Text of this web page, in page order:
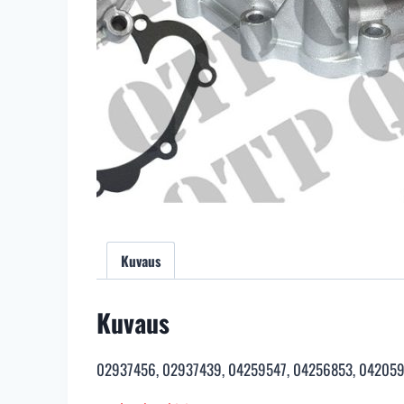
Kuvaus
Kuvaus
02937456, 02937439, 04259547, 04256853,